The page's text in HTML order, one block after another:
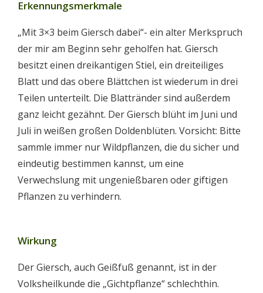
Erkennungsmerkmale
„Mit 3×3 beim Giersch dabei“- ein alter Merkspruch
der mir am Beginn sehr geholfen hat. Giersch
besitzt einen dreikantigen Stiel, ein dreiteiliges
Blatt und das obere Blättchen ist wiederum in drei
Teilen unterteilt. Die Blattränder sind außerdem
ganz leicht gezähnt. Der Giersch blüht im Juni und
Juli in weißen großen Doldenblüten. Vorsicht: Bitte
sammle immer nur Wildpflanzen, die du sicher und
eindeutig bestimmen kannst, um eine
Verwechslung mit ungenießbaren oder giftigen
Pflanzen zu verhindern.
Wirkung
Der Giersch, auch Geißfuß genannt, ist in der
Volksheilkunde die „Gichtpflanze“ schlechthin.